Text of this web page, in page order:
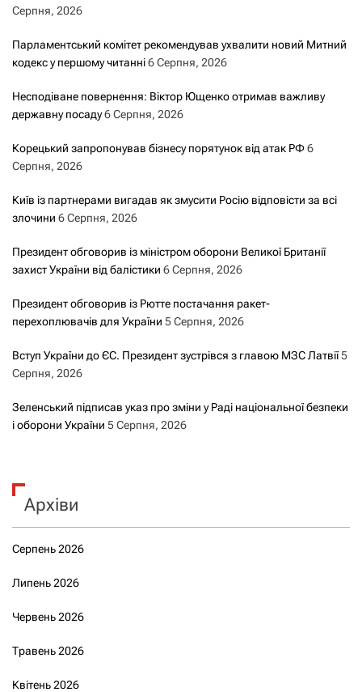
Серпня, 2026
Парламентський комітет рекомендував ухвалити новий Митний
кодекс у першому читанні6 Серпня, 2026
Несподіване повернення: Віктор Ющенко отримав важливу
державну посаду6 Серпня, 2026
Корецький запропонував бізнесу порятунок від атак РФ6
Серпня, 2026
Київ із партнерами вигадав як змусити Росію відповісти за всі
злочини 6 Серпня, 2026
Президент обговорив із міністром оборони Великої Британії
захист України від балістики 6 Серпня, 2026
Президент обговорив із Рютте постачання ракет-
перехоплювачів для України 5 Серпня, 2026
Вступ України до ЄС. Президент зустрівся з главою МЗС Латвії5
Серпня, 2026
Зеленський підписав указ про зміни у Раді національної безпеки
і оборони України 5 Серпня, 2026
Архіви
Серпень 2026
Липень 2026
Червень 2026
Травень 2026
Квітень 2026